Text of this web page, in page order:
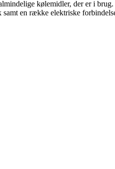
kølemidler, der er i
en række elektriske